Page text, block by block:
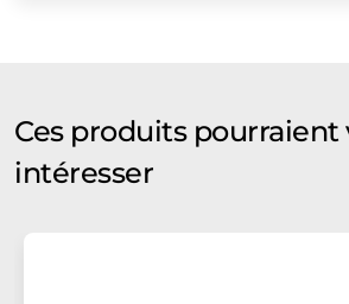
Ces produits pourraient
intéresser